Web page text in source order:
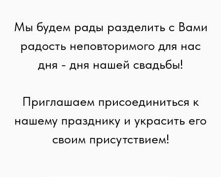
Мы будем рады разделить с Вами
радость неповторимого для нас
дня - дня нашей свадьбы!
Приглашаем присоединиться к
нашему празднику и украсить его
своим присутствием!